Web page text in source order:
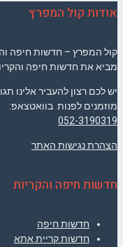
אודות קול המפרץ
קול המפרץ – חדשות חיפה
מביא את חדשות חיפה
יש לכם רצון להעביר אלינו
מוזמנים לפנות בוואטצאפ:
052-3190319
הצהרת נגישות האתר
חדשות חיפה והקריות
חדשות חיפה
חדשות קריית אתא